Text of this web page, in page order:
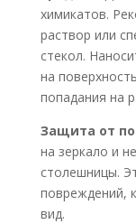
химикатов.
раствор или
стекол.
на
попадания на
Защита от
на зеркало и
столешницы.
повреждений,
вид.